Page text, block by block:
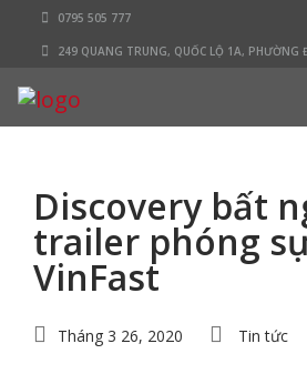
0795 505 777
249 QUANG TRUNG, QUỐC LỘ 1A, PHƯỜNG
Discovery bất
trailer phóng
VinFast
Tháng 3 26, 2020 Tin tức